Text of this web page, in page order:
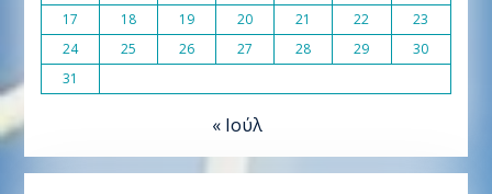
17
18 19 20 21 22
23
24
25 26 27 28 29
30
31
« Ιούλ